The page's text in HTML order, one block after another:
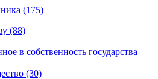
(175)
(88)
в собственность государства
(30)